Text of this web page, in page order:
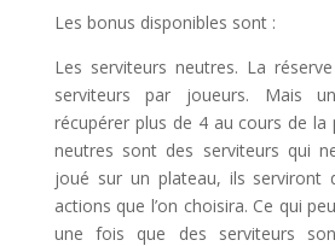
Les bonus disponibles sont :
Les serviteurs neutres. La
serviteurs par joueurs. Mais
récupérer plus de 4 au cours de la
neutres sont des serviteurs qui
joué sur un plateau, ils serviront
actions que l’on choisira. Ce qui
une fois que des serviteurs